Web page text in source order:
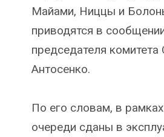
Майами, Ниццы и
приводятся в
председателя комитета
Антосенко.
По его словам, в
очереди сданы в